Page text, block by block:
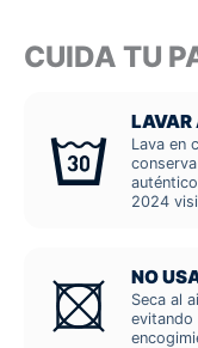
CUIDA TU
LAVAR
Lava en
2024
NO
Seca al
evitando